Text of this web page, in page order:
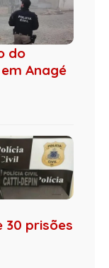
do
Anagé
30 prisões